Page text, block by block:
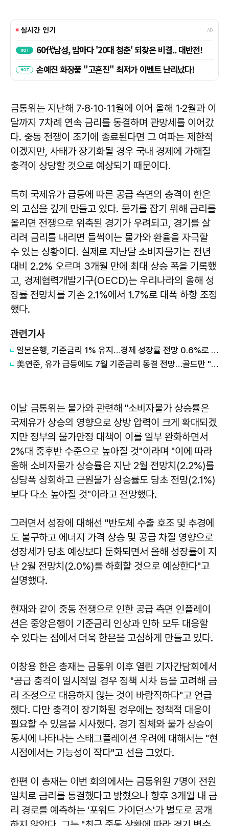
금통위는 지난해 7·8·10·11월에 이어 올해 1·2월과 이
달까지 7차례 연속 금리를 동결하며 관망세를 이어갔
다. 중동 전쟁이 조기에 종료된다면 그 여파는 제한적
이겠지만, 사태가 장기화될 경우 국내 경제에 가해질
충격이 상당할 것으로 예상되기 때문이다.
특히 국제유가 급등에 따른 공급 측면의 충격이 한은
의 고심을 깊게 만들고 있다. 물가를 잡기 위해 금리를
올리면 전쟁으로 위축된 경기가 우려되고, 경기를 살
리려 금리를 내리면 들썩이는 물가와 환율을 자극할
수 있는 상황이다. 실제로 지난달 소비자물가는 전년
대비 2.2% 오르며 3개월 만에 최대 상승 폭을 기록했
고, 경제협력개발기구(OECD)는 우리나라의 올해 성
장률 전망치를 기존 2.1%에서 1.7%로 대폭 하향 조정
했다.
관련기사
일본은행, 기준금리 1% 유지…경제 성장률 전망 0.6%로 상향
美연준, 유가 급등에도 7월 기준금리 동결 전망…골드만 "소폭 인상, 효과 제한적"
이날 금통위는 물가와 관련해 "소비자물가 상승률은
국제유가 상승의 영향으로 상방 압력이 크게 확대되겠
지만 정부의 물가안정 대책이 이를 일부 완화하면서
2%대 중후반 수준으로 높아질 것"이라며 "이에 따라
올해 소비자물가 상승률은 지난 2월 전망치(2.2%)를
상당폭 상회하고 근원물가 상승률도 당초 전망(2.1%)
보다 다소 높아질 것"이라고 전망했다.
그러면서 성장에 대해선 "반도체 수출 호조 및 추경에
도 불구하고 에너지 가격 상승 및 공급 차질 영향으로
성장세가 당초 예상보다 둔화되면서 올해 성장률이 지
난 2월 전망치(2.0%)를 하회할 것으로 예상한다"고
설명했다.
현재와 같이 중동 전쟁으로 인한 공급 측면 인플레이
션은 중앙은행이 기준금리 인상과 인하 모두 대응할
수 있다는 점에서 더욱 한은을 고심하게 만들고 있다.
이창용 한은 총재는 금통위 이후 열린 기자간담회에서
"공급 충격이 일시적일 경우 정책 시차 등을 고려해 금
리 조정으로 대응하지 않는 것이 바람직하다"고 언급
했다. 다만 충격이 장기화될 경우에는 정책적 대응이
필요할 수 있음을 시사했다. 경기 침체와 물가 상승이
동시에 나타나는 스태그플레이션 우려에 대해서는 "현
시점에서는 가능성이 작다"고 선을 그었다.
한편 이 총재는 이번 회의에서는 금통위원 7명이 전원
일치로 금리를 동결했다고 밝혔으나 향후 3개월 내 금
리 경로를 예측하는 '포워드 가이던스'가 별도로 공개